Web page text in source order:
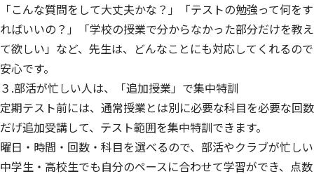
「こんな質問をして大丈夫かな？」「テストの勉強って何をす
ればいいの？」「学校の授業で分からなかった部分だけを教え
て欲しい」など、先生は、どんなことにも対応してくれるので
安心です。
３.部活が忙しい人は、「追加授業」で集中特訓
定期テスト前には、通常授業とは別に必要な科目を必要な回数
だげ追加受講して、テスト範囲を集中特訓できます。
曜日・時間・回数・科目を選べるので、部活やクラブが忙しい
中学生・高校生でも自分のペースに合わせて学習ができ、点数